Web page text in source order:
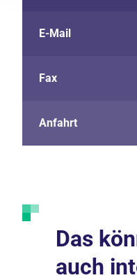
E-Mail
Fax
Anfahrt
Das
auch